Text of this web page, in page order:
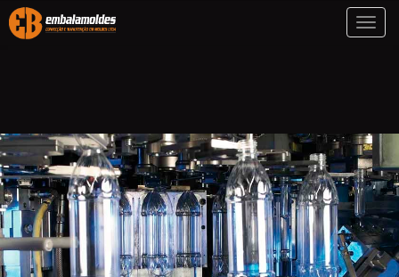
Toggle